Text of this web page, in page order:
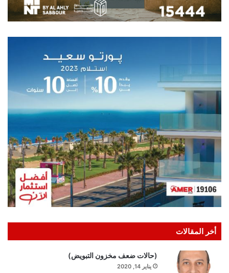
أخر المقالات
(حالات ضعف مخزون التبويض)
يناير 14, 2020